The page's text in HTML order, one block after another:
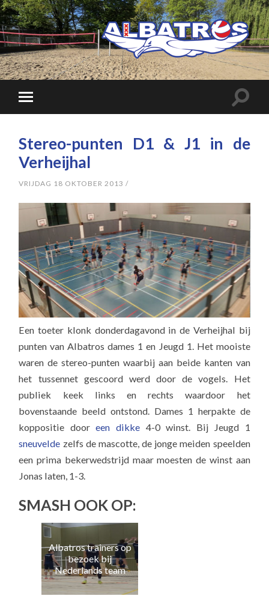
Stereo-punten D1 & J1 in de
Verheijhal
VRIJDAG 18 OKTOBER 2013 /
Een toeter klonk donderdagavond in de Verheijhal bij
punten van Albatros dames 1 en Jeugd 1. Het mooiste
waren de stereo-punten waarbij aan beide kanten van
het tussennet gescoord werd door de vogels. Het
publiek keek links en rechts waardoor het
bovenstaande beeld ontstond. Dames 1 herpakte de
koppositie dooreen dikke4-0 winst. Bij Jeugd 1
sneuvelde zelfs de mascotte, de jonge meiden speelden
een prima bekerwedstrijd maar moesten de winst aan
Jonas laten, 1-3.
SMASH OOK OP:
Albatros trainers op
bezoek bij
Nederlands team